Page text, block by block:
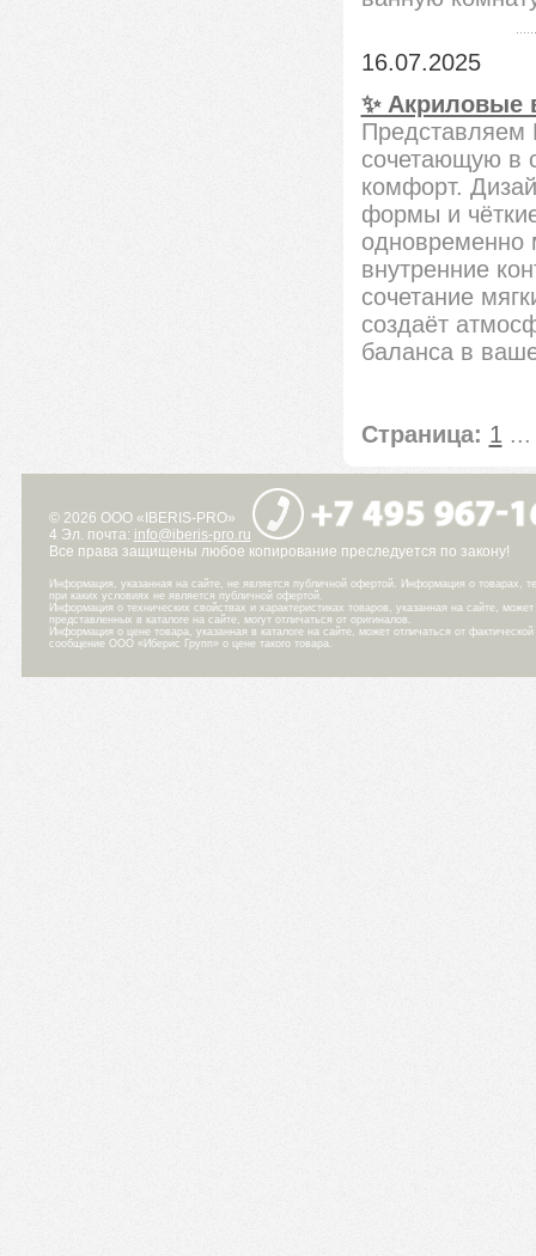
16.07.2025
✨ Акриловые
Представляем
сочетающую в
комфорт.
формы и
одновременно
внутренние
сочетание
создаёт
баланса в
Страница: 1
© 2026 ООО «IBERIS-PRO»
4 Эл. почта: info@iberis-pro.ru
Все права защищены любое копирование преследуется по закону!
Информация, указанная на сайте, не является публичной офертой. Информация о товарах,
при каких условиях не является публичной офертой.
Информация о технических свойствах и характеристиках товаров, указанная на сайте,
представленных в каталоге на сайте, могут отличаться от оригиналов.
Информация о цене товара, указанная в каталоге на сайте, может отличаться от
сообщение ООО «Иберис Групп» о цене такого товара.